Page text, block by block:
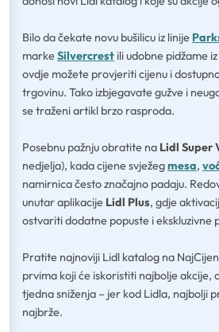
Bilo da čekate novu bušilicu iz linije
markeSilvercrest ili udobne pidžame
ovdje možete provjeriti cijenu i
trgovinu. Tako izbjegavate gužve i
se traženi artikl brzo rasproda.
Posebnu pažnju obratite na Lidl Super
nedjelja), kada cijene svježegmesa,
namirnica često značajno padaju.
unutar aplikacije Lidl Plus, gdje
ostvariti dodatne popuste i ekskluzivne
Pratite najnoviji Lidl katalog na
prvima koji će iskoristiti najbolje akcije,
tjedna sniženja – jer kod Lidla, najbolji
najbrže.